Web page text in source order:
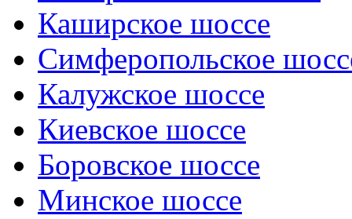
Каширское шоссе
Симферопольское
Калужское шоссе
Киевское шоссе
Боровское шоссе
Минское шоссе